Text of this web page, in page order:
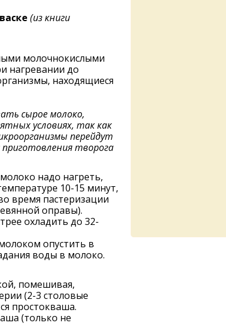
(из книги
молочнокислыми
нагревании до
находящиеся
сырое молоко,
условиях, так как
перейдут
творога
надо нагреть,
10-15 минут,
время пастеризации
оправы).
охладить до 32-
опустить в
воды в молоко.
помешивая,
(2-3 столовые
простокваша.
(только не